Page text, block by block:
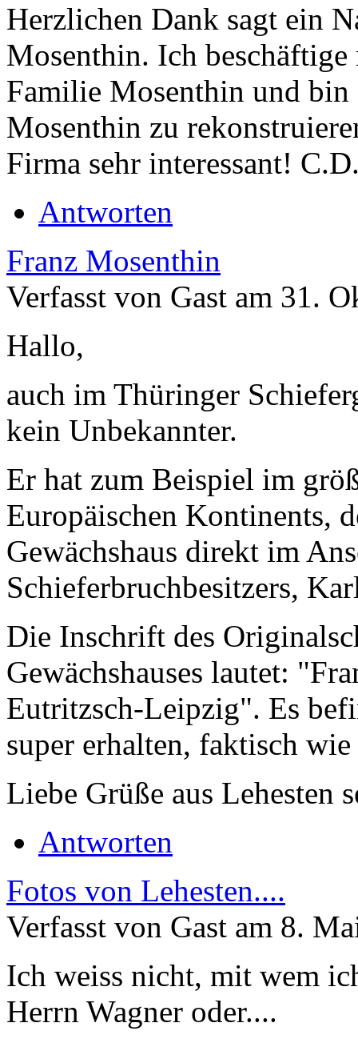
Herzlichen Dank sagt ein
Mosenthin. Ich
Familie Mosenthin und bin
Mosenthin zu
Firma sehr interessant!
Antworten
Franz Mosenthin
Verfasst von Gast am 31.
Hallo,
auch im Thüringer
kein Unbekannter.
Er hat zum Beispiel im
Europäischen Kontinents,
Gewächshaus direkt im
Schieferbruchbesitzers,
Die Inschrift des
Gewächshauses lautet:
Eutritzsch-Leipzig". Es
super erhalten, faktisch wie
Liebe Grüße aus Lehesten
Antworten
Fotos von Lehesten....
Verfasst von Gast am 8.
Ich weiss nicht, mit wem
Herrn Wagner oder....